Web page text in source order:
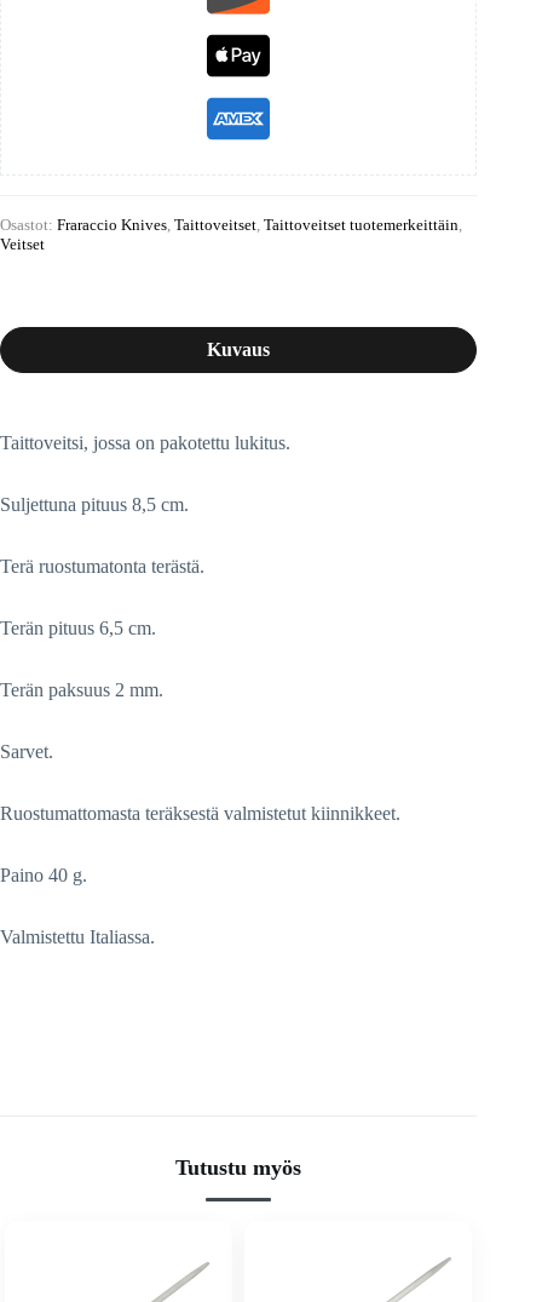
Osastot: Fraraccio Knives, Taittoveitset, Taittoveitset tuotemerkeittäin,
Veitset
Kuvaus
Taittoveitsi, jossa on pakotettu lukitus.
Suljettuna pituus 8,5 cm.
Terä ruostumatonta terästä.
Terän pituus 6,5 cm.
Terän paksuus 2 mm.
Sarvet.
Ruostumattomasta teräksestä valmistetut kiinnikkeet.
Paino 40 g.
Valmistettu Italiassa.
Tutustu myös